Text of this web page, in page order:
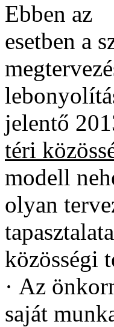
Ebben az
esetben a
jelentő
téri
modell
olyan
tapasztalata
közösségi
· Az
saját